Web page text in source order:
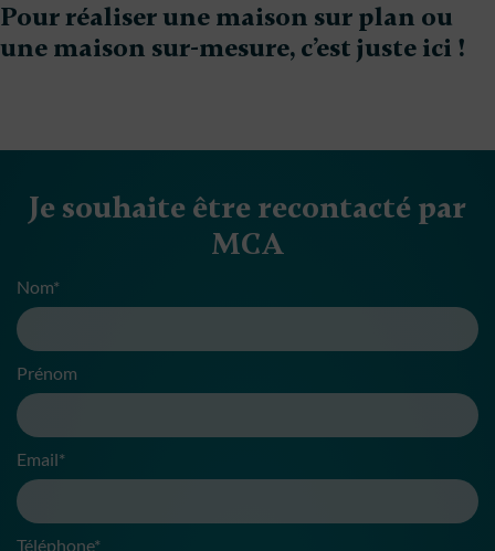
Pour réaliser une maison sur plan ou
une maison sur-mesure, c’est juste ici !
Je souhaite être recontacté par
MCA
Nom*
Prénom
Email*
Téléphone*